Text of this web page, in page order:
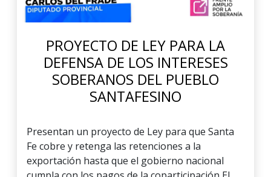
PROYECTO DE LEY PARA LA
DEFENSA DE LOS INTERESES
SOBERANOS DEL PUEBLO
SANTAFESINO
Presentan un proyecto de Ley para que Santa
Fe cobre y retenga las retenciones a la
exportación hasta que el gobierno nacional